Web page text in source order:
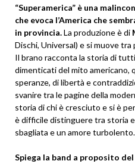
“Superamerica” è una
che evoca l’America che
in provincia.La produzione è di
Dischi, Universal) e si muove tra
Il brano racconta la storia di
dimenticati del mito
speranze, di libertà e
svanire tra le pagine della
storia di chi è cresciuto e si è
è difficile distinguere tra storia e
sbagliata e un amore turbolento.
Spiega la band a proposito